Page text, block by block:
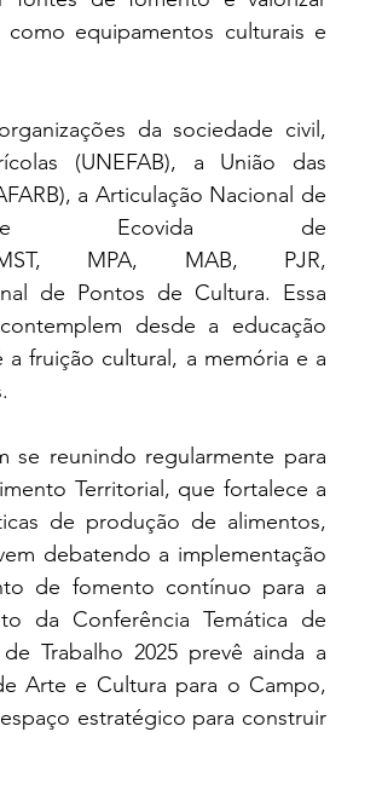
como equipamentos culturais e
da sociedade civil,
(UNEFAB), a União das
a Articulação Nacional de
Ecovida de
MPA, MAB, PJR,
de Pontos de Cultura. Essa
desde a educação
fruição cultural, a memória e a
se reunindo regularmente para
Territorial, que fortalece a
de produção de alimentos,
debatendo a implementação
de fomento contínuo para a
da Conferência Temática de
Trabalho 2025 prevê ainda a
Arte e Cultura para o Campo,
estratégico para construir